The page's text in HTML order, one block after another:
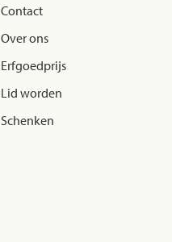
Contact
Over ons
Erfgoedprijs
Lid worden
Schenken